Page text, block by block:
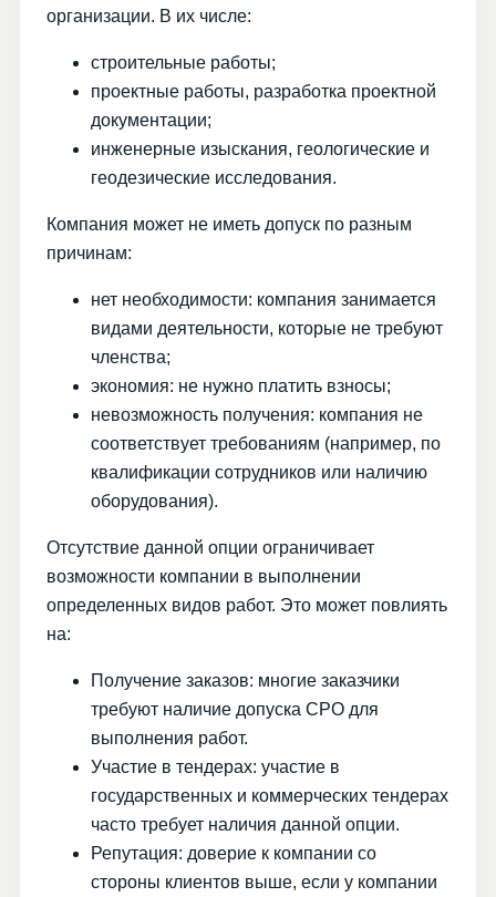
организации. В их числе:
строительные работы;
проектные работы, разработка проектной
документации;
инженерные изыскания, геологические и
геодезические исследования.
Компания может не иметь допуск по разным
причинам:
нет необходимости: компания занимается
видами деятельности, которые не требуют
членства;
экономия: не нужно платить взносы;
невозможность получения: компания не
соответствует требованиям (например, по
квалификации сотрудников или наличию
оборудования).
Отсутствие данной опции ограничивает
возможности компании в выполнении
определенных видов работ. Это может повлиять
на:
Получение заказов: многие заказчики
требуют наличие допуска СРО для
выполнения работ.
Участие в тендерах: участие в
государственных и коммерческих тендерах
часто требует наличия данной опции.
Репутация: доверие к компании со
стороны клиентов выше, если у компании